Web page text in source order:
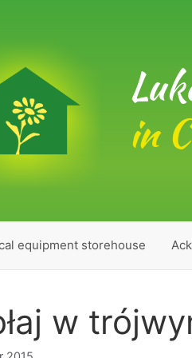
in
equipment storehouse
w